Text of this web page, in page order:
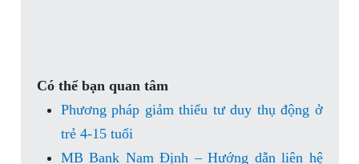
Có thể bạn quan tâm
Phương pháp giảm thiểu tư duy thụ động ở
trẻ 4-15 tuổi
MB Bank Nam Định – Hướng dẫn liên hệ